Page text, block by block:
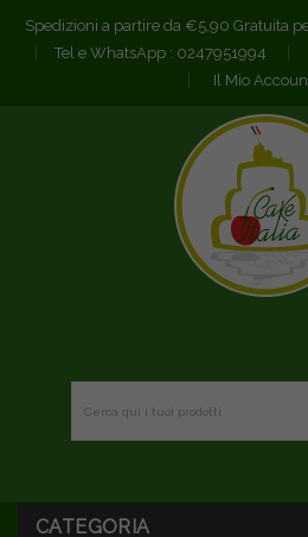
Spedizioni a partire da €5,90 Gratuita
Tel e WhatsApp : 0247951994
Il Mio
CATEGORIA